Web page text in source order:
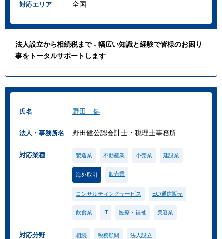
対応エリア 全国
法人設立から相続税まで - 幅広い知識と経験で皆様のお困り
事をトータルサポートします
氏名 野田 健
法人・事務所名 野田健公認会計士・税理士事務所
対応業種 製造業 不動産業 小売業 建設業
海外取引 卸売業
コンサルティングサービス EC/通信販売
飲食業 IT 医療・福祉 美容業
対応分野 相続 税務顧問 法人設立